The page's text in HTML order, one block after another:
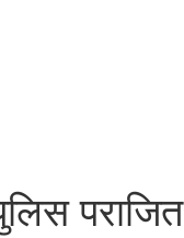
पराजित